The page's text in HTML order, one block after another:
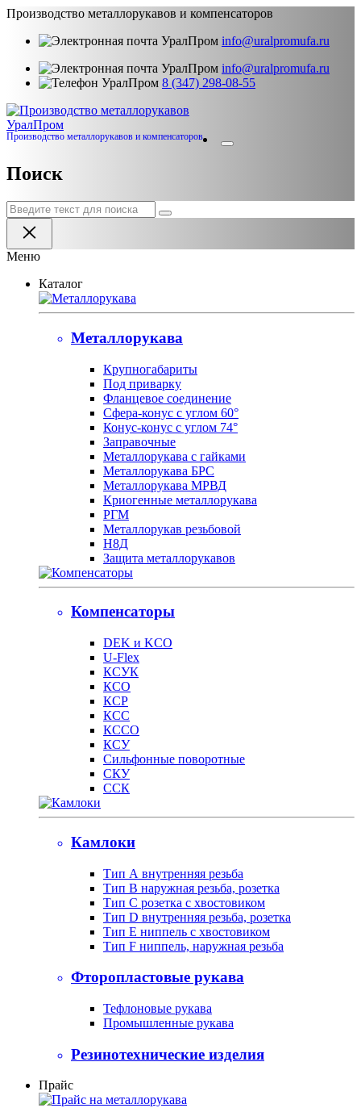
Производство металлорукавов и компенсаторов
info@uralpromufa.ru
info@uralpromufa.ru
8 (347) 298‑08‑55
УралПром
Производство металлорукавов и компенсаторов
Поиск
Меню
Каталог
Металлорукава
Крупногабариты
Под приварку
Фланцевое соединение
Сфера-конус с углом 60°
Конус-конус с углом 74°
Заправочные
Металлорукава с гайками
Металлорукава БРС
Металлорукава МРВД
Криогенные металлорукава
РГМ
Металлорукав резьбовой
Н8Д
Защита металлорукавов
Компенсаторы
DEK и KCO
U-Flex
КСУК
КСО
КСР
КСС
КССО
КСУ
Сильфонные поворотные
СКУ
ССК
Камлоки
Тип А внутренняя резьба
Тип B наружная резьба, розетка
Тип С розетка с хвостовиком
Тип D внутренняя резьба, розетка
Тип Е ниппель с хвостовиком
Тип F ниппель, наружная резьба
Фторопластовые рукава
Тефлоновые рукава
Промышленные рукава
Резинотехнические изделия
Прайс